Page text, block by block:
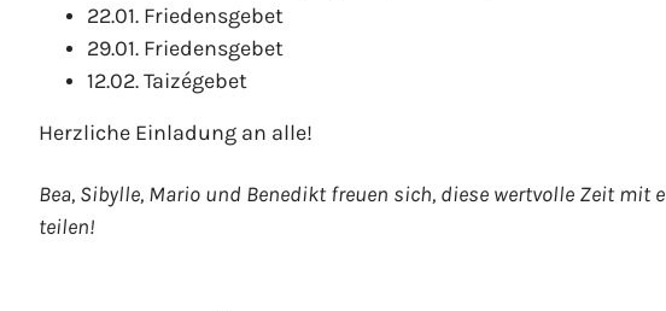
22.01. Friedensgebet
29.01. Friedensgebet
12.02. Taizégebet
Herzliche Einladung an alle!
Bea, Sibylle, Mario und Benedikt freuen sich, diese wertvolle Zeit mit
teilen!